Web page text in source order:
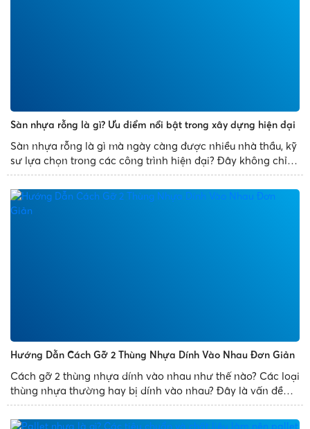
Sàn nhựa rỗng là gì? Ưu điểm nổi bật trong xây dựng hiện đại
Sàn nhựa rỗng là gì mà ngày càng được nhiều nhà thầu, kỹ
sư lựa chọn trong các công trình hiện đại? Đây không chỉ là
giải pháp thay thế cho sàn bê tông truyền thống mà còn
mang đến nhiều ưu điểm vượt trội như giảm trọng tải...
Hướng Dẫn Cách Gỡ 2 Thùng Nhựa Dính Vào Nhau Đơn Giản
Cách gỡ 2 thùng nhựa dính vào nhau như thế nào? Các loại
thùng nhựa thường hay bị dính vào nhau? Đây là vấn đề
thường gặp phải của mọi người. Để giúp bạn xử lý sự cố
trên một cách dễ dàng, Nhựa Phát Thành chia sẻ bài...